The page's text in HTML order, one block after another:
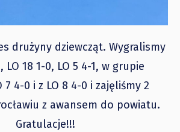
drużyny dziewcząt. Wygralismy
LO 18 1-0, LO 5 4-1, w grupie
7 4-0 i z LO 8 4-0 i zajęliśmy 2
z awansem do powiatu.
Gratulacje!!!